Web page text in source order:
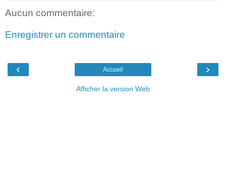
Aucun commentaire:
Enregistrer un commentaire
‹ ›
Accueil
Afficher la version Web